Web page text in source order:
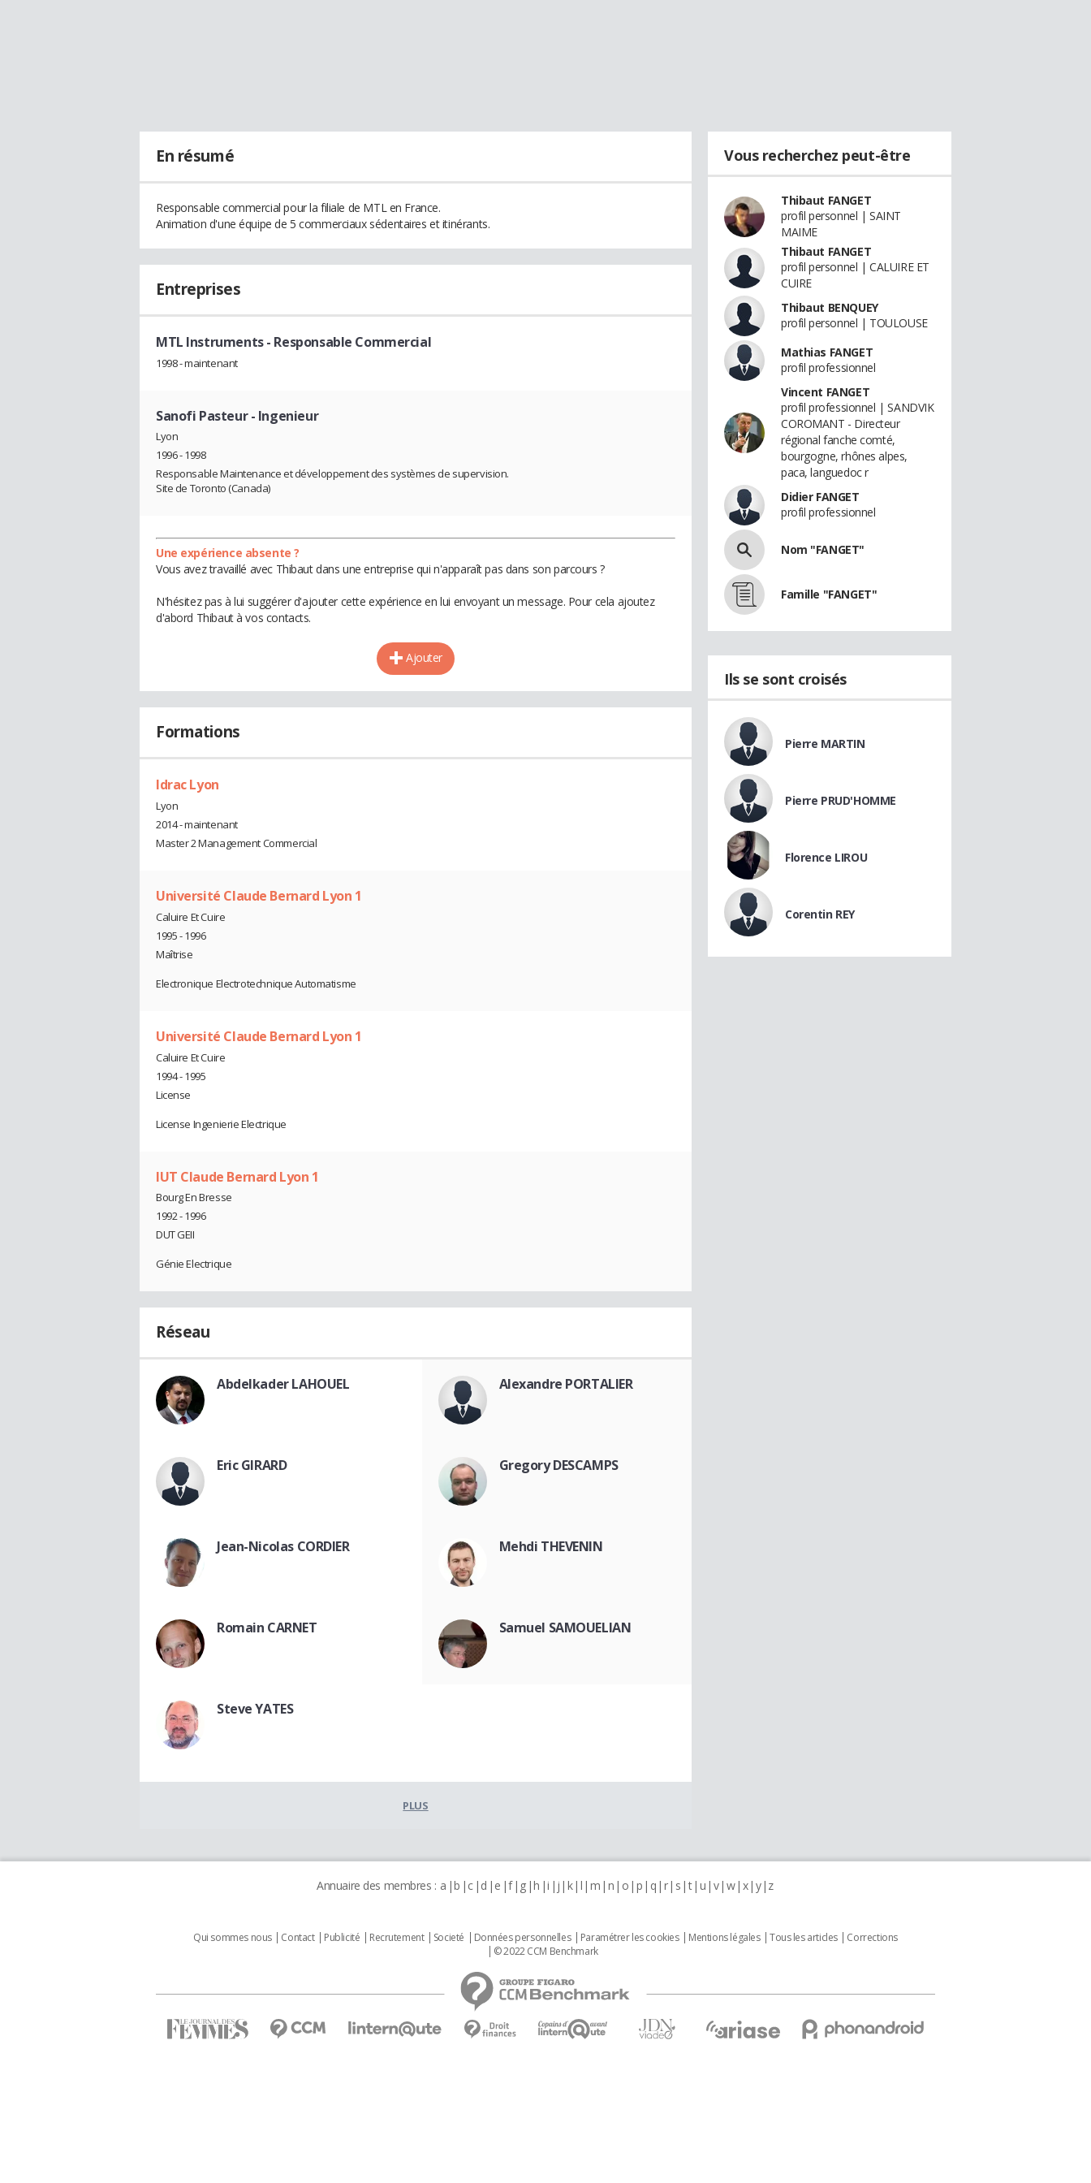
En résumé
Responsable commercial pour la filiale de MTL en France.
Animation d'une équipe de 5 commerciaux sédentaires et itinérants.
Entreprises
MTL Instruments- Responsable Commercial
1998 - maintenant
Sanofi Pasteur- Ingenieur
Lyon
1996 - 1998
Responsable Maintenance et développement des systèmes de supervision.
Site de Toronto (Canada)
Une expérience absente ?
Vous avez travaillé avec Thibaut dans une entreprise qui n'apparaît pas dans son parcours ?
N'hésitez pas à lui suggérer d'ajouter cette expérience en lui envoyant un message. Pour cela ajoutez
d'abord Thibaut à vos contacts.
Ajouter
Formations
Idrac Lyon
Lyon
2014 - maintenant
Master 2 Management Commercial
Université Claude Bernard Lyon 1
Caluire Et Cuire
1995 - 1996
Maîtrise
Electronique Electrotechnique Automatisme
Université Claude Bernard Lyon 1
Caluire Et Cuire
1994 - 1995
License
License Ingenierie Electrique
IUT Claude Bernard Lyon 1
Bourg En Bresse
1992 - 1996
DUT GEII
Génie Electrique
Réseau
Abdelkader LAHOUEL Alexandre PORTALIER
Eric GIRARD Gregory DESCAMPS
Jean-Nicolas CORDIER Mehdi THEVENIN
Romain CARNET Samuel SAMOUELIAN
Steve YATES
PLUS
Vous recherchez peut-être
Thibaut FANGET
profil personnel | SAINT
MAIME
Thibaut FANGET
profil personnel | CALUIRE ET
CUIRE
Thibaut BENQUEY
profil personnel | TOULOUSE
Mathias FANGET
profil professionnel
Vincent FANGET
profil professionnel | SANDVIK
COROMANT - Directeur
régional fanche comté,
bourgogne, rhônes alpes,
paca, languedoc r
Didier FANGET
profil professionnel
Nom "FANGET"
Famille "FANGET"
Ils se sont croisés
Pierre MARTIN
Pierre PRUD'HOMME
Florence LIROU
Corentin REY
Annuaire des membres : a b c d e f g h i j k l m n o p q r s t u v w x y z
Qui sommes nous Contact Publicité Recrutement Societé Données personnelles Paramétrer les cookies Mentions légales Tous les articles
Corrections
© 2022 CCM Benchmark